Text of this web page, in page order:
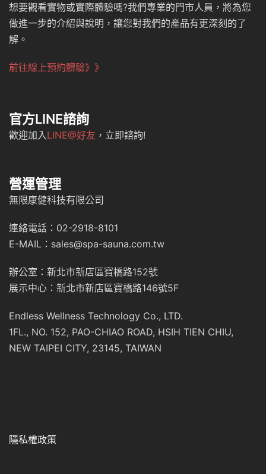
想要觀看實物或實際體驗嗎?我們專業的門市人員，將為您
做進一步的介紹與說明，讓您對我們的產品有更深刻的了
解。
前往線上預約體驗》》
官方LINE諮詢
歡迎加入 LINE@好友 ，立即諮詢!
營運管理
無限康健科技有限公司
連絡電話：02-2918-8101
E-MAIL：sales@spa-sauna.com.tw
辦公室：新北市新店區寶橋路152號
展示中心：新北市新店區寶橋路146號5F
Endless Wellness Technology Co., LTD.
1FL., NO. 152, PAO-CHIAO ROAD, HSIH TIEN CHIU,
NEW TAIPEI CITY, 23145, TAIWAN
隱私權政策